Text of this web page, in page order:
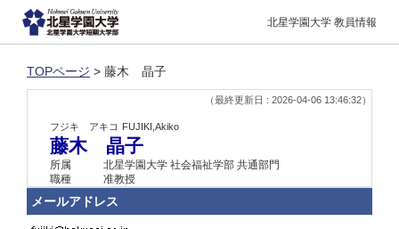
北星学園大学 教員情報
TOPページ > 藤木 晶子
（最終更新日 : 2026-04-06 13:46:32）
フジキ アキコ FUJIKI,Akiko
藤木 晶子
所属
北星学園大学 社会福祉学部 共通部門
職種
准教授
メールアドレス